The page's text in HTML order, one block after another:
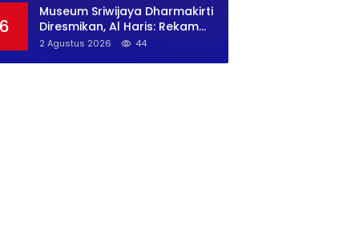
6
Museum Sriwijaya Dharmakirti
Diresmikan, Al Haris: Rekam
Jejak Peradaban Jambi
2 Agustus 2026 44